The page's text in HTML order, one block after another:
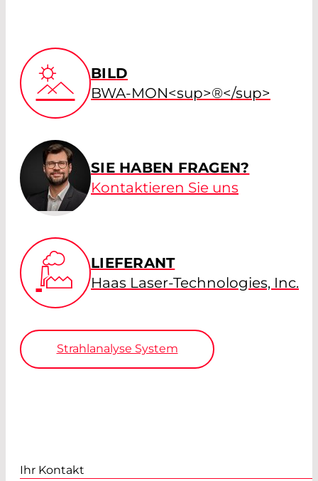
BILD
BWA-MON<sup>®</sup>
SIE HABEN FRAGEN?
Kontaktieren Sie uns
LIEFERANT
Haas Laser-Technologies, Inc.
Strahlanalyse System
Ihr Kontakt